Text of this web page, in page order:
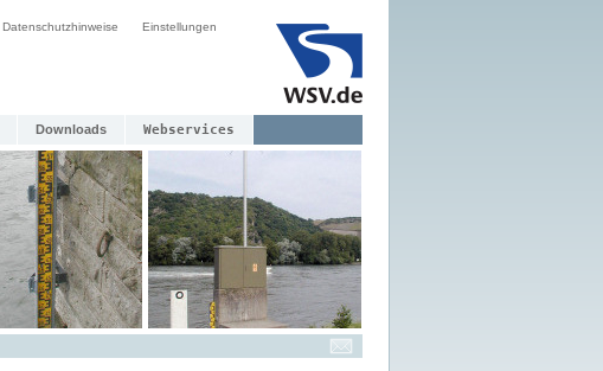
Datenschutzhinweise Einstellungen
Downloads Webservices